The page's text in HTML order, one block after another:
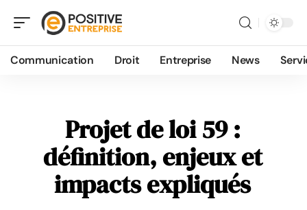
Communication Droit Entreprise News
Projet de loi 59 :
définition, enjeux et
impacts expliqués